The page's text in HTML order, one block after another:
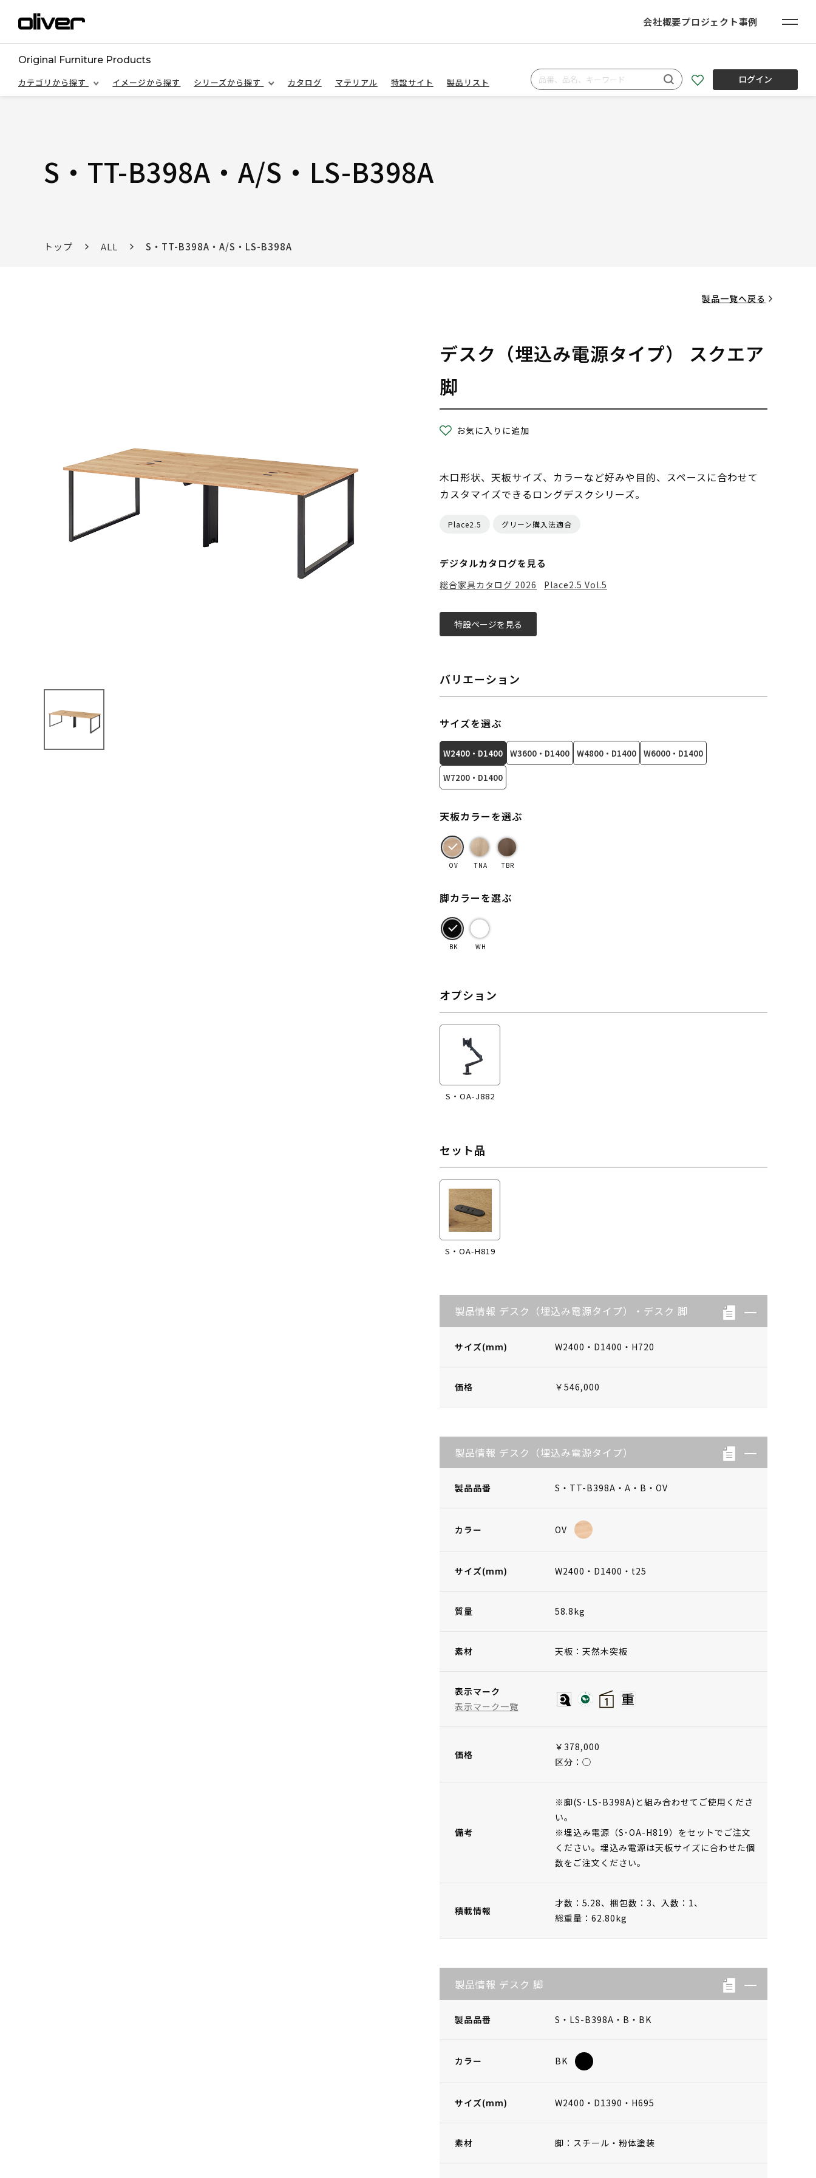
会社概要プロジェクト事例
Original Furniture Products
カテゴリから探す
イメージから探す シリーズから探す カタログ マテリアル 特設サイト 製品リスト ログイン
S・TT-B398A・A/S・LS-B398A
トップ ALL S・TT-B398A・A/S・LS-B398A
製品一覧へ戻る
デスク（埋込み電源タイプ） スクエア
脚
お気に入りに追加
木口形状、天板サイズ、カラーなど好みや目的、スペースに合わせて
カスタマイズできるロングデスクシリーズ。
Place2.5 グリーン購入法適合
デジタルカタログを見る
総合家具カタログ 2026 Place2.5 Vol.5
特設ページを見る
バリエーション
サイズを選ぶ
W2400・D1400 W3600・D1400 W4800・D1400 W6000・D1400
W7200・D1400
天板カラーを選ぶ
OV TNA TBR
脚カラーを選ぶ
BK WH
オプション
S・OA-J882
セット品
S・OA-H819
製品情報 デスク（埋込み電源タイプ）・デスク 脚
サイズ(mm) W2400・D1400・H720
価格 ￥546,000
製品情報 デスク（埋込み電源タイプ）
製品品番 S・TT-B398A・A・B・OV
カラー OV
サイズ(mm) W2400・D1400・t25
質量 58.8kg
素材 天板：天然木突板
表示マーク
表示マーク一覧
価格
￥378,000
区分：◯
備考
※脚(S･LS-B398A)と組み合わせてご使用くださ
い。
※埋込み電源（S･OA-H819）をセットでご注文
ください。埋込み電源は天板サイズに合わせた個
数をご注文ください。
積載情報
才数：5.28、 梱包数：3、 入数：1、
総重量：62.80kg
製品情報 デスク 脚
製品品番 S・LS-B398A・B・BK
カラー BK
サイズ(mm) W2400・D1390・H695
素材 脚：スチール・粉体塗装